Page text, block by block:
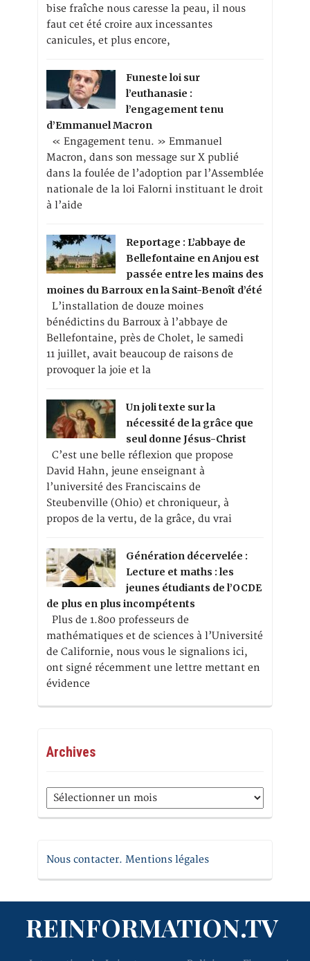
bise fraîche nous caresse la peau, il nous
faut cet été croire aux incessantes
canicules, et plus encore,
Funeste loi sur
l’euthanasie :
l’engagement tenu
d’Emmanuel Macron
« Engagement tenu. » Emmanuel
Macron, dans son message sur X publié
dans la foulée de l’adoption par l’Assemblée
nationale de la loi Falorni instituant le droit
à l’aide
Reportage : L’abbaye de
Bellefontaine en Anjou est
passée entre les mains des
moines du Barroux en la Saint-Benoît d’été
L’installation de douze moines
bénédictins du Barroux à l’abbaye de
Bellefontaine, près de Cholet, le samedi
11 juillet, avait beaucoup de raisons de
provoquer la joie et la
Un joli texte sur la
nécessité de la grâce que
seul donne Jésus-Christ
C’est une belle réflexion que propose
David Hahn, jeune enseignant à
l’université des Franciscains de
Steubenville (Ohio) et chroniqueur, à
propos de la vertu, de la grâce, du vrai
Génération décervelée :
Lecture et maths : les
jeunes étudiants de l’OCDE
de plus en plus incompétents
Plus de 1.800 professeurs de
mathématiques et de sciences à l’Université
de Californie, nous vous le signalions ici,
ont signé récemment une lettre mettant en
évidence
Archives
Archives
Nous contacter. Mentions légales
REINFORMATION.TV